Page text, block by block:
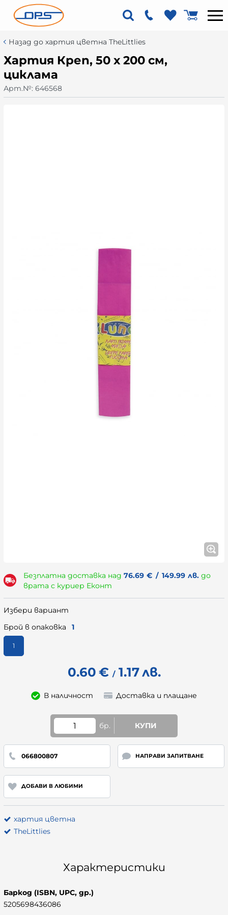
Назад до хартия цветна TheLittlies
Хартия Креп, 50 х 200 см,
циклама
Арт.№: 646568
Безплатна доставка над 76.69 € / 149.99 лв.до
врата с куриер Еконт
Избери вариант
Брой в опаковка
1
1
0.60 € / 1.17лв.
В наличност Доставка и плащане
бр. КУПИ
066800807 НАПРАВИ ЗАПИТВАНЕ
ДОБАВИ В ЛЮБИМИ
хартия цветна
TheLittlies
Характеристики
Баркод (ISBN, UPC, др.)
5205698436086